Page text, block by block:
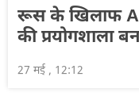
रूस के खिलाफ
की प्रयोगशाला
27 मई , 12:12